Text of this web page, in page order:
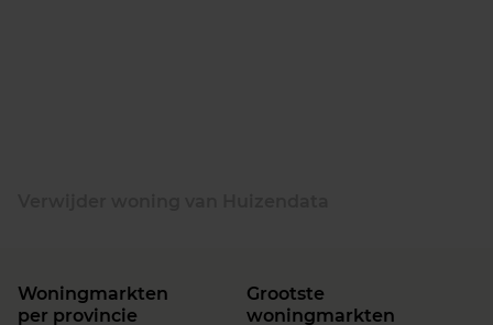
Woningmarkten
per provincie
Grootste
woningmarkten